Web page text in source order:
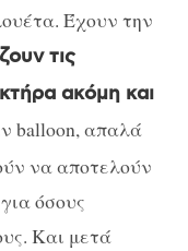
Έχουν την
τις
ακόμη και
balloon, απαλά
να αποτελούν
όσους
Και μετά